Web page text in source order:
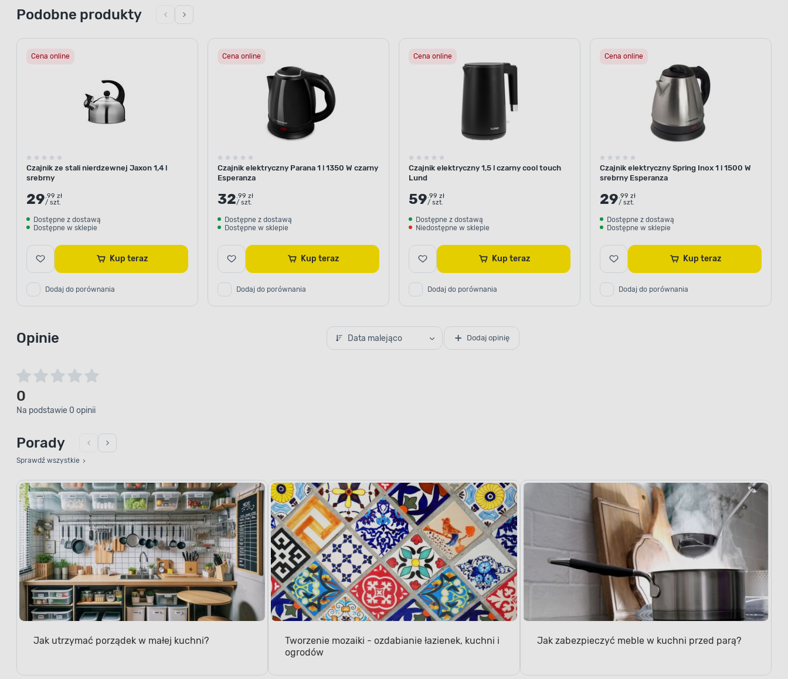
Podobne produkty
Cena online
Czajnik ze stali nierdzewnej Jaxon 1,4 l
srebrny
29.99 zł
/ szt.
Dostępne z dostawą
Dostępne w sklepie
Kup teraz
Dodaj do porównania
Cena online
Czajnik elektryczny Parana 1 l 1350 W czarny
Esperanza
32.99 zł
/ szt.
Dostępne z dostawą
Dostępne w sklepie
Kup teraz
Dodaj do porównania
Cena online
Czajnik elektryczny 1,5 l czarny cool touch
Lund
59.99 zł
/ szt.
Dostępne z dostawą
Niedostępne w sklepie
Kup teraz
Dodaj do porównania
Cena online
Czajnik elektryczny Spring Inox 1 l 1500 W
srebrny Esperanza
29.99 zł
/ szt.
Dostępne z dostawą
Dostępne w sklepie
Kup teraz
Dodaj do porównania
Opinie Data malejąco Dodaj opinię
0
Na podstawie 0 opinii
Porady
Sprawdź wszystkie
Jak utrzymać porządek w małej kuchni?
Tworzenie mozaiki - ozdabianie łazienek, kuchni i
ogrodów
Jak zabezpieczyć meble w kuchni przed parą?